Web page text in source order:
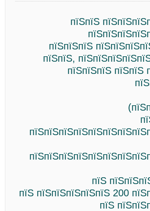
пїЅпїЅ
пїЅпїЅпїЅ
пїЅпїЅ,
пїЅпїЅпїЅ пїЅпїЅ
пїЅ
пїЅ пїЅпїЅпїЅпїЅпїЅ 200
пїЅ